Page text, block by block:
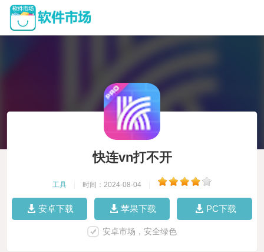
快连vn打不开
工具 时间：2024-08-04
安卓下载 苹果下载 PC下载
安卓市场，安全绿色